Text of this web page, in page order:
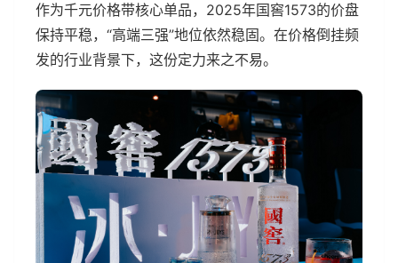
作为千元价格带核心单品，2025年国窖1573的价盘
保持平稳，“高端三强”地位依然稳固。在价格倒挂频
发的行业背景下，这份定力来之不易。